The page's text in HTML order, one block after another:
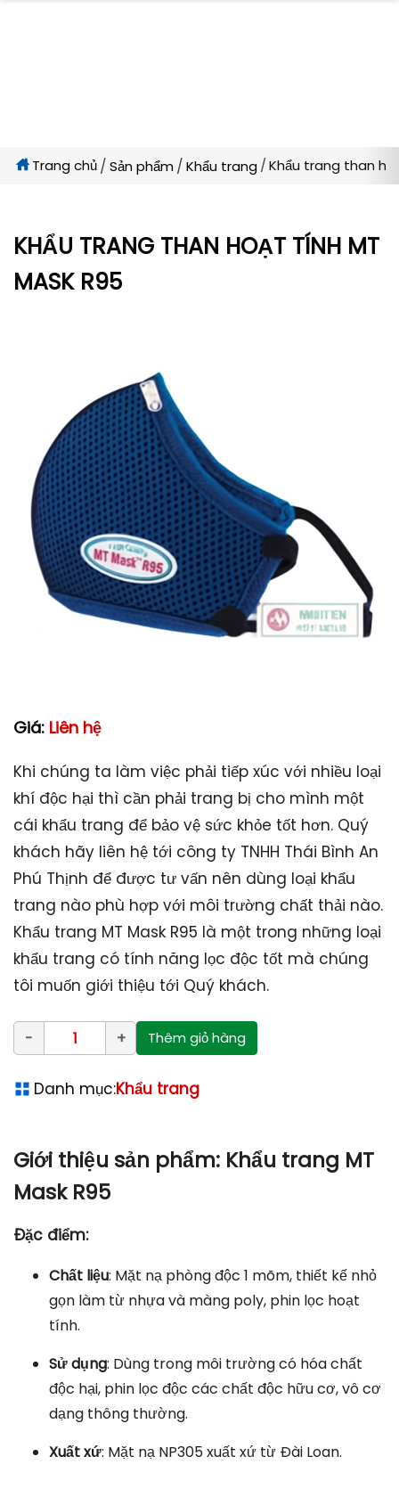
Trang chủ Sản phẩm Khẩu trang Khẩu trang than
KHẨU TRANG THAN HOẠT TÍNH MT
MASK R95
Giá: Liên hệ
Khi chúng ta làm việc phải tiếp xúc với nhiều loại
khí độc hại thì cần phải trang bị cho mình một
cái khẩu trang để bảo vệ sức khỏe tốt hơn. Quý
khách hãy liên hệ tới công ty TNHH Thái Bình An
Phú Thịnh để được tư vấn nên dùng loại khẩu
trang nào phù hợp với môi trường chất thải nào.
Khẩu trang MT Mask R95 là một trong những loại
khẩu trang có tính năng lọc độc tốt mà chúng
tôi muốn giới thiệu tới Quý khách.
Thêm giỏ hàng
Danh mục:Khẩu trang
Giới thiệu sản phẩm: Khẩu trang MT
Mask R95
Đặc điểm:
Chất liệu: Mặt nạ phòng độc 1 mõm, thiết kế nhỏ
gọn làm từ nhựa và màng poly, phin lọc hoạt
tính.
Sử dụng: Dùng trong môi trường có hóa chất
độc hại, phin lọc độc các chất độc hữu cơ, vô cơ
dạng thông thường.
Xuất xứ: Mặt nạ NP305 xuất xứ từ Đài Loan.